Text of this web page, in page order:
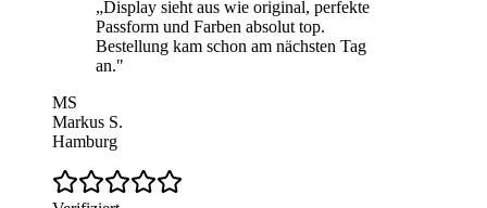
„Display sieht aus wie original, perfekte
Passform und Farben absolut top.
Bestellung kam schon am nächsten Tag
an."
MS
Markus S.
Hamburg